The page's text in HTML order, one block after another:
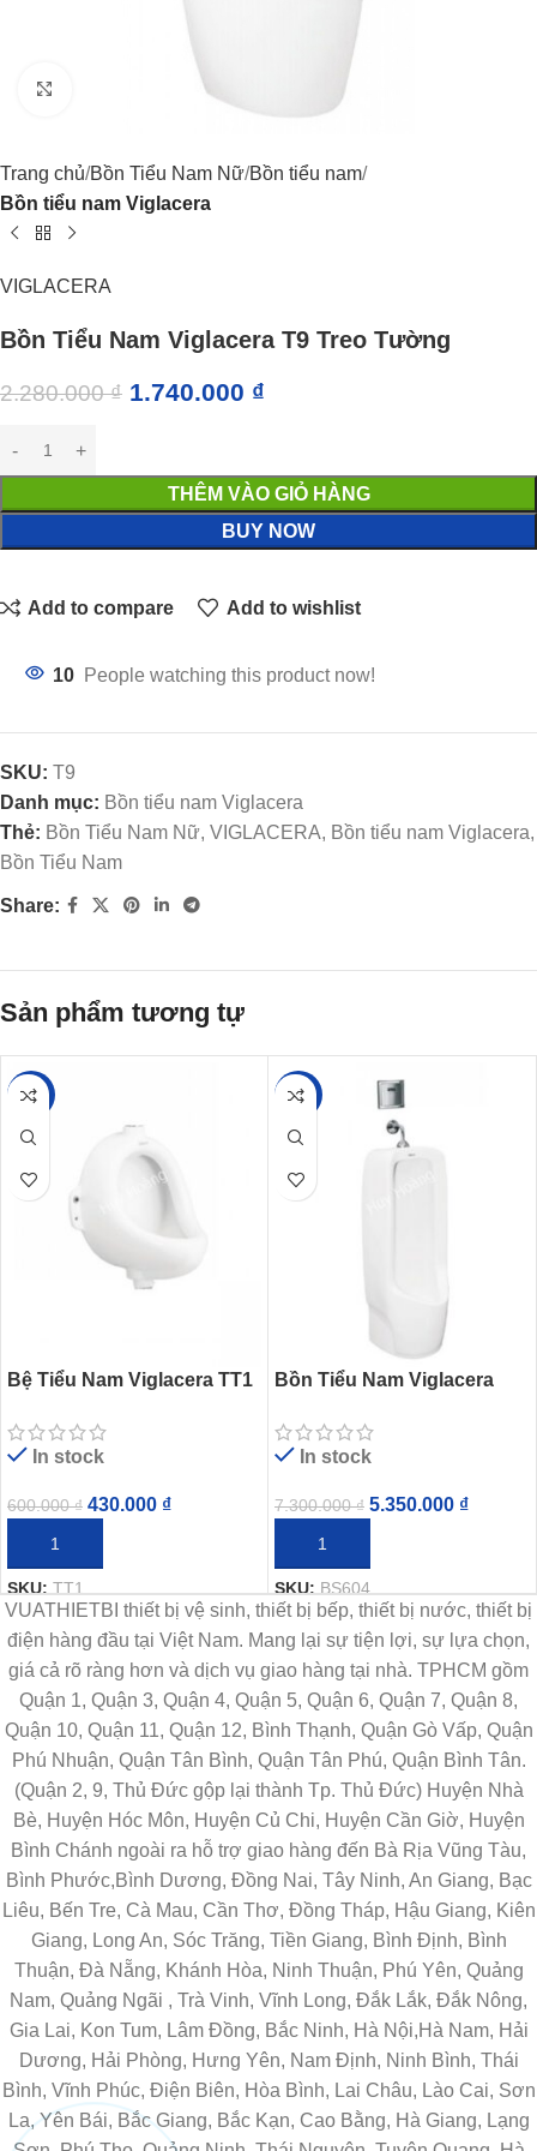
Trang chủ Bồn Tiểu Nam Nữ Bồn tiểu nam
Bồn tiểu nam Viglacera
VIGLACERA
Bồn Tiểu Nam Viglacera T9 Treo Tường
2.280.000₫ 1.740.000 ₫
THÊM VÀO GIỎ HÀNG
BUY NOW
Add to compare Add to wishlist
10 People watching this product now!
SKU: T9
Danh mục: Bồn tiểu nam Viglacera
Thẻ: Bồn Tiểu Nam Nữ, VIGLACERA, Bồn tiểu nam Viglacera,
Bồn Tiểu Nam
Share:
Sản phẩm tương tự
-28%
Bệ Tiểu Nam Viglacera TT1
In stock
600.000₫ 430.000 ₫
THÊM VÀO GIỎ HÀNG
SKU:TT1
-27%
Bồn Tiểu Nam Viglacera
In stock
7.300.000₫ 5.350.000 ₫
THÊM VÀO GIỎ HÀNG
SKU:BS604
VUATHIETBI thiết bị vệ sinh, thiết bị bếp, thiết bị nước, thiết bị
điện hàng đầu tại Việt Nam. Mang lại sự tiện lợi, sự lựa chọn,
giá cả rõ ràng hơn và dịch vụ giao hàng tại nhà. TPHCM gồm
Quận 1, Quận 3, Quận 4, Quận 5, Quận 6, Quận 7, Quận 8,
Quận 10, Quận 11, Quận 12, Bình Thạnh, Quận Gò Vấp, Quận
Phú Nhuận, Quận Tân Bình, Quận Tân Phú, Quận Bình Tân.
(Quận 2, 9, Thủ Đức gộp lại thành Tp. Thủ Đức) Huyện Nhà
Bè, Huyện Hóc Môn, Huyện Củ Chi, Huyện Cần Giờ, Huyện
Bình Chánh ngoài ra hỗ trợ giao hàng đến Bà Rịa Vũng Tàu,
Bình Phước,Bình Dương, Đồng Nai, Tây Ninh, An Giang, Bạc
Liêu, Bến Tre, Cà Mau, Cần Thơ, Đồng Tháp, Hậu Giang, Kiên
Giang, Long An, Sóc Trăng, Tiền Giang, Bình Định, Bình
Thuận, Đà Nẵng, Khánh Hòa, Ninh Thuận, Phú Yên, Quảng
Nam, Quảng Ngãi , Trà Vinh, Vĩnh Long, Đắk Lắk, Đắk Nông,
Gia Lai, Kon Tum, Lâm Đồng, Bắc Ninh, Hà Nội,Hà Nam, Hải
Dương, Hải Phòng, Hưng Yên, Nam Định, Ninh Bình, Thái
Bình, Vĩnh Phúc, Điện Biên, Hòa Bình, Lai Châu, Lào Cai, Sơn
La, Yên Bái, Bắc Giang, Bắc Kạn, Cao Bằng, Hà Giang, Lạng